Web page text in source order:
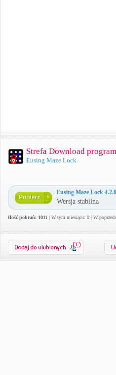
Strefa Download
Eusing Maze Lock
Eusing Maze Lock
Wersja stabilna
Ilość pobrań: 1011 | W tym miesiącu: 0 | W
1